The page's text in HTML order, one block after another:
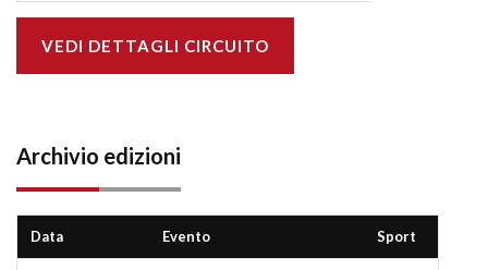
VEDI DETTAGLI CIRCUITO
Archivio edizioni
Data Evento Sport